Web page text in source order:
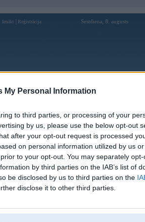
My Personal Information
to third parties, or processing of your
by us, please use the below opt-out
after your opt-out request is processed
on personal information utilized by us
to your opt-out. You may separately
by third parties on the IAB’s list of
be disclosed by us to third parties on the
disclose it to other third parties.
Ienākt Reģistrācija Sestdiena, 8. augusts
Reģistrācija Lietotāji
profils
sm666cncom
0
Pēdējie ziņojumi forumā